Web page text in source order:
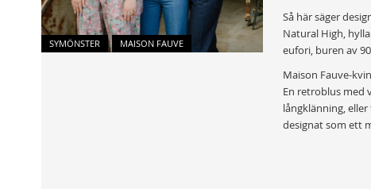
SYMÖNSTER MAISON FAUVE
Så här säger
Natural High,
eufori, buren av
Maison Fauve-
En retroblus med
långklänning,
designat som ett